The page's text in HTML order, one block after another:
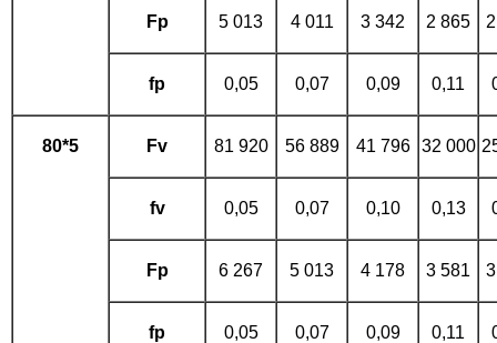
Fp 5 013 4 011 3 342 2 865
fp 0,05 0,07 0,09 0,11
80*5 Fv 81 920 56 889 41 796 32 000
fv 0,05 0,07 0,10 0,13
Fp 6 267 5 013 4 178 3 581
fp 0,05 0,07 0,09 0,11